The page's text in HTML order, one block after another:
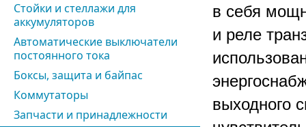
Стойки и стеллажи для
аккумуляторов
Автоматические выключатели
постоянного тока
Боксы, защита и байпас
Коммутаторы
Запчасти и принадлежности
в себя
и реле
выходного